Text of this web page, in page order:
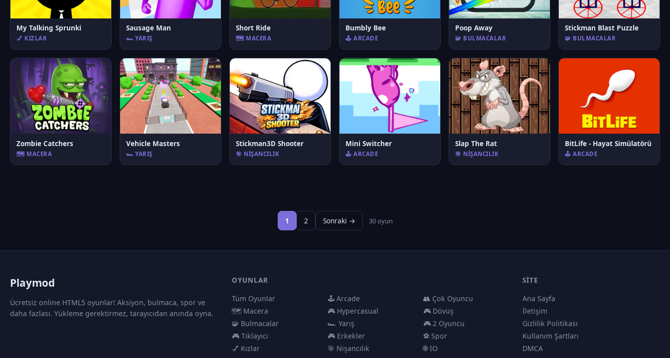
My Talking Sprunki
💅 KIZLAR
Sausage Man
🏎️ YARIŞ
Short Ride
🗺️ MACERA
Bumbly Bee
🕹️ ARCADE
Poop Away
🧩 BULMACALAR
Stickman Blast Puzzle
🧩 BULMACALAR
Zombie Catchers
🗺️ MACERA
Vehicle Masters
🏎️ YARIŞ
Stickman3D Shooter
🎯 NIŞANCILIK
Mini Switcher
🕹️ ARCADE
Slap The Rat
🎯 NIŞANCILIK
BitLife - Hayat Simülatörü
🕹️ ARCADE
1 2 Sonraki → 30 oyun
Playmod
Ücretsiz online HTML5 oyunlar! Aksiyon, bulmaca, spor ve
daha fazlası. Yükleme gerektirmez, tarayıcıdan anında oyna.
OYUNLAR
Tüm Oyunlar
🗺️ Macera
🧩 Bulmacalar
🎮 Tıklayıcı
💅 Kızlar
🕹️ Arcade
🎮 Hypercasual
🏎️ Yarış
🎮 Erkekler
🎯 Nişancılık
👥 Çok Oyuncu
🎮 Dövüş
🎮 2 Oyuncu
⚽ Spor
🌐 IO
SITE
Ana Sayfa
İletişim
Gizlilik Politikası
Kullanım Şartları
DMCA